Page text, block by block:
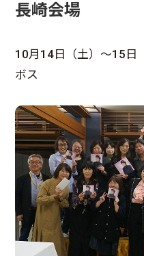
長崎会場
10月14日（土）～15日
ボス